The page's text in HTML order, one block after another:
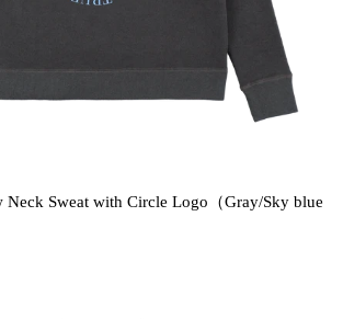
Neck Sweat with Circle Logo（Gray/Sky blue